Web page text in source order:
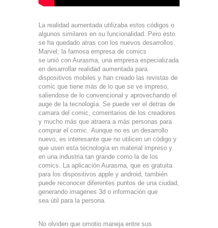
La realidad aumentada utilizaba estos códigos o
algunos similares en su funcionalidad. Pero esto
se ha quedado atras con los nuevos desarrollos.
Marvel, la famosa empresa de comics
se unió con Aurasma, una empresa especializada
en desarrollar realidad aumentada para
dispositivos mobiles y han creado las revistas de
comic que tiene más de lo que se ve impreso,
saliendose de lo convencional y aprovechando el
auge de la tecnología. Se puede ver el detras de
camara del comic, comentarios de los creadores
y mucho más que atraera a más personas para
comprar el comic. Aunque no es un desarrollo
nuevo, es interesante que no utilicen un código y
que usen esta tecnología en material impreso y
en una industria tan grande como la de los
comics. La aplicación Aurasma, que es gratuita
para los dispositivos apple y android, también
puede reconocer diferentes puntos de una ciudad,
generando imagenes 3d o información que
sea útil para la persona.
No olviden que omotio maneja entre sus